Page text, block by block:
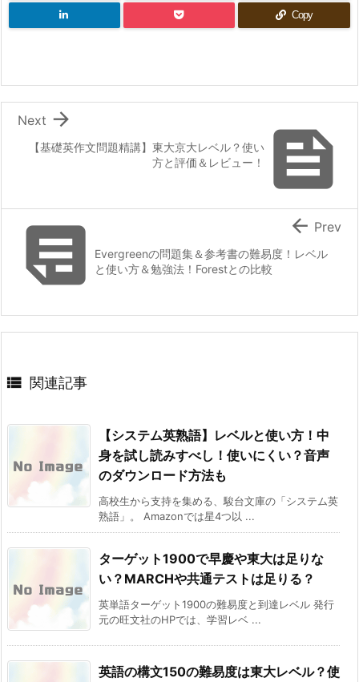
Copy

【基礎英作文問題精講】東大京大レベル？使い
方と評価＆レビュー！

Next
Evergreenの問題集＆参考書の難易度！レベル
と使い方＆勉強法！Forestとの比較
 Prev
 関連記事
【システム英熟語】レベルと使い方！中
身を試し読みすべし！使いにくい？音声
のダウンロード方法も
高校生から支持を集める、駿台文庫の「システム英
熟語」。 Amazonでは星4つ以 ...
ターゲット1900で早慶や東大は足りな
い？MARCHや共通テストは足りる？
英単語ターゲット1900の難易度と到達レベル 発行
元の旺文社のHPでは、学習レベ ...
英語の構文150の難易度は東大レベル？使